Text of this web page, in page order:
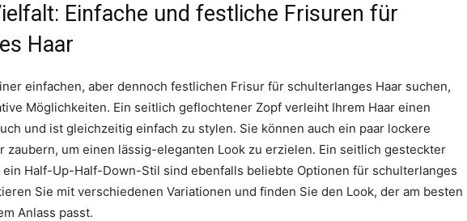
Einfache und festliche Frisuren für
Haar
einfachen, aber dennoch festlichen Frisur für schulterlanges Haar suchen,
Möglichkeiten. Ein seitlich geflochtener Zopf verleiht Ihrem Haar einen
und ist gleichzeitig einfach zu stylen. Sie können auch ein paar lockere
zaubern, um einen lässig-eleganten Look zu erzielen. Ein seitlich gesteckter
ein Half-Up-Half-Down-Stil sind ebenfalls beliebte Optionen für schulterlanges
Sie mit verschiedenen Variationen und finden Sie den Look, der am besten
Anlass passt.